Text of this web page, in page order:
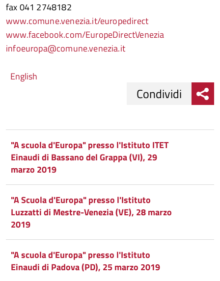
fax 041 2748182
www.comune.venezia.it/europedirect
www.facebook.com/EuropeDirectVenezia
infoeuropa@comune.venezia.it
English
su
Facebook
Condividi
Twitter
Condividi
su
Google
Plus
Condividi
su
Whatsapp
Condividi
"A scuola d'Europa" presso l'Istituto ITET
Einaudi di Bassano del Grappa (VI), 29
marzo 2019
"A Scuola d'Europa" presso l'Istituto
Luzzatti di Mestre-Venezia (VE), 28 marzo
2019
"A scuola d'Europa" presso l'Istituto
Einaudi di Padova (PD), 25 marzo 2019